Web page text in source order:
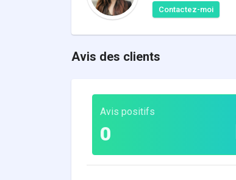
Contactez-moi
Avis des clients
Avis positifs
0